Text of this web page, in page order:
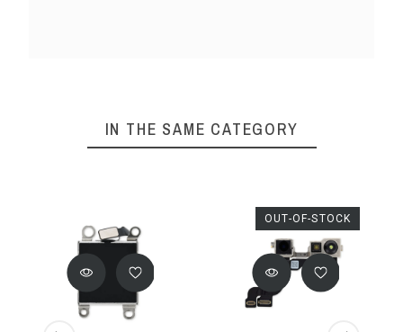
IN THE SAME CATEGORY
OUT-OF-STOCK